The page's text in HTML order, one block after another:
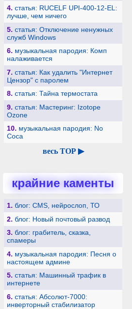
4. статья: RUCELF UPI-400-12-EL:
лучше, чем ничего
5. статья: Отключение ненужных
служб Windows
6. музыкальная пародия: Комп
налаживается
7. статья: Как удалить "Интернет
Цензор" с паролем
8. статья: Тайна термостата
9. статья: Мастеринг: Izotope
Ozone
10. музыкальная пародия: No
Coca
весь TOP ▶
крайние каменты
1. блог: CMS, нейрослоп, ТО
2. блог: Новый почтовый развод
3. блог: грабитель, сказка,
спамеры
4. музыкальная пародия: Песня о
настоящем админе
5. статья: Машинный трафик в
интернете
6. статья: Абсолют-7000:
инверторный стабилизатор